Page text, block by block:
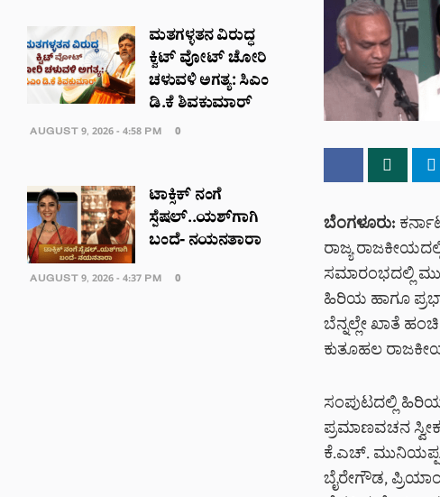
ಬೆಂಗಳೂರು:
ರಾಜ್ಯ
ಸಮಾರಂಭದಲ್ಲಿ
ಹಿರಿಯ ಹಾಗೂ
ಬೆನ್ನಲ್ಲೇ ಖಾತೆ
ಕುತೂಹಲ
ಸಂಪುಟದಲ್ಲಿ
ಪ್ರಮಾಣವಚನ
ಕೆ.ಎಚ್. ಮುನಿಯಪ್ಪ,
ಬೈರೇಗೌಡ,
ಮತಗಳ್ಳತನ ವಿರುದ್ಧ
ಕ್ವಿಟ್ ವೋಟ್ ಚೋರಿ
ಚಳುವಳಿ ಅಗತ್ಯ: ಸಿಎಂ
ಡಿ.ಕೆ ಶಿವಕುಮಾರ್
AUGUST 9, 2026 - 4:58 PM 0
ಟಾಕ್ಸಿಕ್ ನಂಗೆ
ಸ್ಪೆಷಲ್..ಯಶ್‌ಗಾಗಿ
ಬಂದೆ- ನಯನತಾರಾ
AUGUST 9, 2026 - 4:37 PM 0